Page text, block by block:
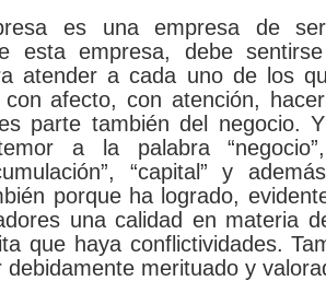
es una empresa de
esta empresa, debe
atender a cada uno de los
afecto, con atención,
parte también del negocio.
a la palabra “negocio”,
“capital” y
porque ha logrado,
una calidad en materia
que haya conflictividades.
debidamente merituado y